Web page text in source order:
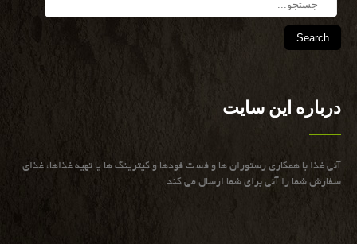
درباره این سایت
آنی غذا با همكاری رستوران ها و فست فودها و كیترینگ ها یا تهیه غذاها، غذای
سفارش شما را آنی برای شما ارسال می كند.